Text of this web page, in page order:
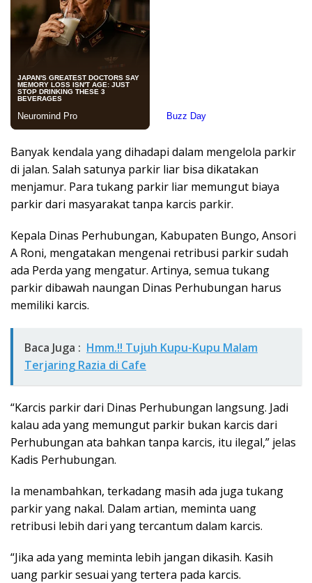
Banyak kendala yang dihadapi dalam mengelola parkir
di jalan. Salah satunya parkir liar bisa dikatakan
menjamur. Para tukang parkir liar memungut biaya
parkir dari masyarakat tanpa karcis parkir.
Kepala Dinas Perhubungan, Kabupaten Bungo, Ansori
A Roni, mengatakan mengenai retribusi parkir sudah
ada Perda yang mengatur. Artinya, semua tukang
parkir dibawah naungan Dinas Perhubungan harus
memiliki karcis.
Baca Juga : Hmm.!! Tujuh Kupu-Kupu Malam
Terjaring Razia di Cafe
“Karcis parkir dari Dinas Perhubungan langsung. Jadi
kalau ada yang memungut parkir bukan karcis dari
Perhubungan ata bahkan tanpa karcis, itu ilegal,” jelas
Kadis Perhubungan.
Ia menambahkan, terkadang masih ada juga tukang
parkir yang nakal. Dalam artian, meminta uang
retribusi lebih dari yang tercantum dalam karcis.
“Jika ada yang meminta lebih jangan dikasih. Kasih
uang parkir sesuai yang tertera pada karcis.